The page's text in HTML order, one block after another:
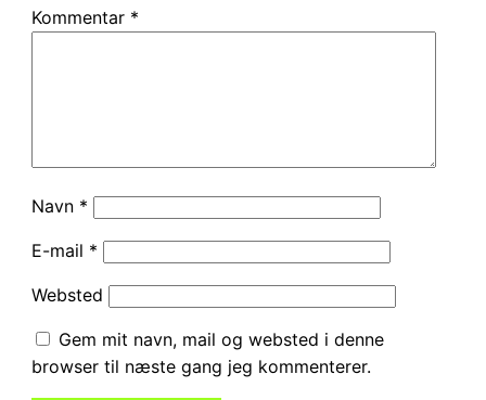
Kommentar *
Navn *
E-mail *
Websted
Gem mit navn, mail og websted i denne
browser til næste gang jeg kommenterer.